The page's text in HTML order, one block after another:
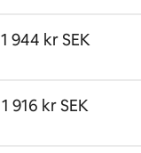
1 944 kr SEK
1 916 kr SEK